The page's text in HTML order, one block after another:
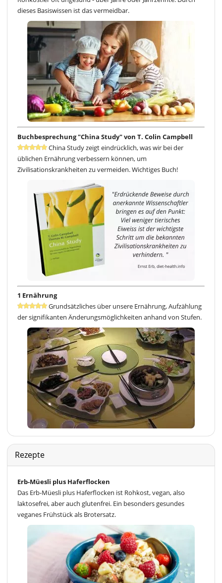
dieses Basiswissen ist das vermeidbar.
Buchbesprechung "China Study" von T. Colin Campbell
China Study zeigt eindrücklich, was wir bei der
üblichen Ernährung verbessern können, um
Zivilisationskrankheiten zu vermeiden. Wichtiges Buch!
1 Ernährung
Grundsätzliches über unsere Ernährung, Aufzählung
der signifikanten Änderungsmöglichkeiten anhand von Stufen.
Rezepte
Erb-Müesli plus Haferflocken
Das Erb-Müesli plus Haferflocken ist Rohkost, vegan, also
laktosefrei, aber auch glutenfrei. Ein besonders gesundes
veganes Frühstück als Brotersatz.